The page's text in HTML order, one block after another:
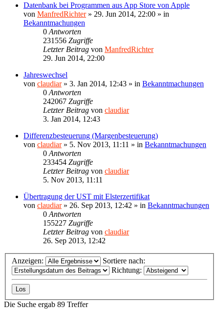
Datenbank bei Programmen aus App Store von Apple
von ManfredRichter» 29. Jun 2014, 22:00 » in
Bekanntmachungen
0 Antworten
231556 Zugriffe
Letzter Beitrag von ManfredRichter
29. Jun 2014, 22:00
Jahreswechsel
von claudiar» 3. Jan 2014, 12:43 » in Bekanntmachungen
0 Antworten
242067 Zugriffe
Letzter Beitrag von claudiar
3. Jan 2014, 12:43
Differenzbesteuerung (Margenbesteuerung)
von claudiar» 5. Nov 2013, 11:11 » in Bekanntmachungen
0 Antworten
233454 Zugriffe
Letzter Beitrag von claudiar
5. Nov 2013, 11:11
Übertragung der UST mit Elsterzertifikat
von claudiar» 26. Sep 2013, 12:42 » in Bekanntmachungen
0 Antworten
155227 Zugriffe
Letzter Beitrag von claudiar
26. Sep 2013, 12:42
Anzeigen:
Sortiere nach:
Richtung:
Die Suche ergab 89 Treffer